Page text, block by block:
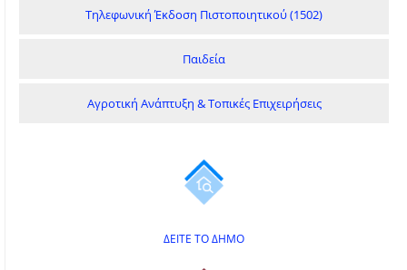
Τηλεφωνική Έκδοση Πιστοποιητικού (1502)
Παιδεία
Αγροτική Ανάπτυξη & Τοπικές Επιχειρήσεις
ΔΕΙΤΕ ΤΟ ΔΗΜΟ